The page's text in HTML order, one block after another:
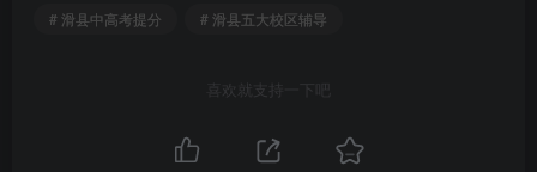
# 滑县中高考提分
# 滑县五大校区辅导
喜欢就支持一下吧